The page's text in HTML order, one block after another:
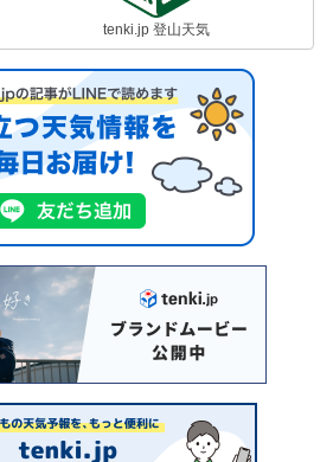
tenki.jp 登山天気